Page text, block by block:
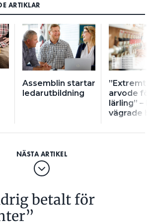
ARTIKLAR
Assemblin startar
ledarutbildning
”Extremt
arvode
lärling” –
vägrade
betalt för